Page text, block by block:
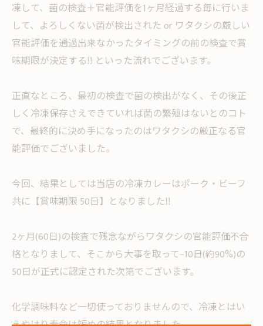
凍して、菌の検査＋官能評価を1ヶ月経過する毎に行いま
して、よろしくない菌が検出された or ワタクシの厳しい
官能評価を通過出来なかったタイミングの前の検査で賞
味期限が決定する‼︎ といった流れでございます。
正直なところ、最初の検査で菌の検出がなく、その後正
しく冷凍保存さえできていれば菌の繁殖はないとのコト
で、最終的に決め手になったのはワタクシの厳正なる官
能評価でございました。
今回、結果としては当店の冷凍カレーはポーク・ビーフ
共に【賞味期限 50日】となりました‼︎
2ヶ月(60日)の検査で残念ながらワタクシの官能評価不合
格となりまして、そこから大事を取って−10日(約90%)の
50日が正式に認定された次第でございます。
化学調味料など一切使っておりませんので、冷凍とはい